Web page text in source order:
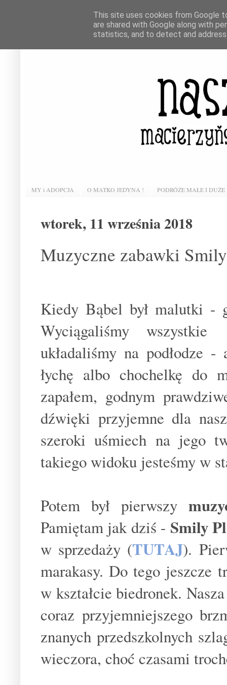
MY i ADOPCJA O MATKO JEDYNA ! PODRÓŻE MAŁE I DUŻE
wtorek, 11 września 2018
Muzyczne zabawki
Kiedy Bąbel był malutki -
Wyciągaliśmy wszystkie
układaliśmy na podłodze
łychę albo chochelkę do
zapałem, godnym
dźwięki przyjemne dla
szeroki uśmiech na jego
takiego widoku jesteśmy w
Potem był pierwszy
Pamiętam jak dziś - Smily
w sprzedaży (TUTAJ).
marakasy. Do tego jeszcze
w kształcie biedronek.
coraz przyjemniejszego
znanych przedszkolnych
wieczora, choć czasami
This site uses cookies from Google
are shared with Google along with
statistics, and to detect and address